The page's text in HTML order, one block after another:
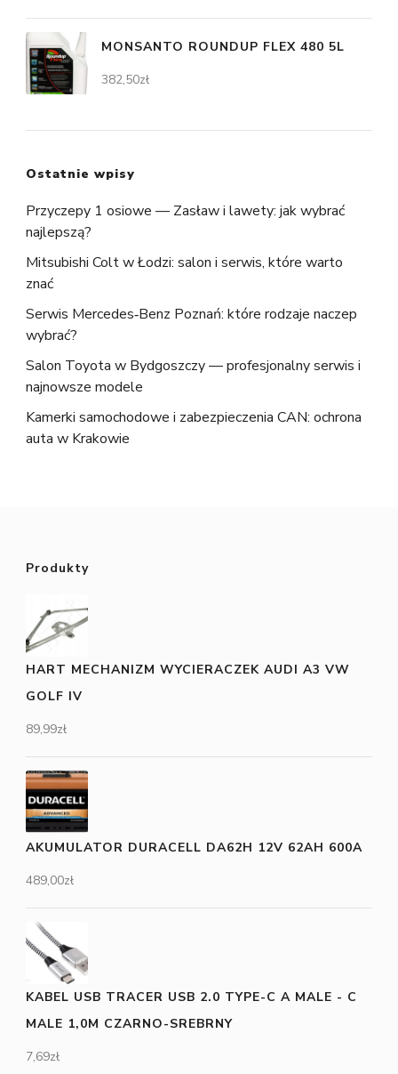
MONSANTO ROUNDUP FLEX 480 5L
382,50zł
Ostatnie wpisy
Przyczepy 1 osiowe — Zasław i lawety: jak wybrać
najlepszą?
Mitsubishi Colt w Łodzi: salon i serwis, które warto
znać
Serwis Mercedes‑Benz Poznań: które rodzaje naczep
wybrać?
Salon Toyota w Bydgoszczy — profesjonalny serwis i
najnowsze modele
Kamerki samochodowe i zabezpieczenia CAN: ochrona
auta w Krakowie
Produkty
HART MECHANIZM WYCIERACZEK AUDI A3 VW
GOLF IV
89,99zł
AKUMULATOR DURACELL DA62H 12V 62AH 600A
489,00zł
KABEL USB TRACER USB 2.0 TYPE-C A MALE - C
MALE 1,0M CZARNO-SREBRNY
7,69zł